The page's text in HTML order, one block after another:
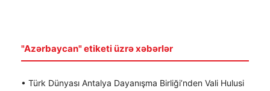
"Azərbaycan" etiketi üzrə xəbərlər
• Türk Dünyası Antalya Dayanışma Birliği’nden Vali Hulusi